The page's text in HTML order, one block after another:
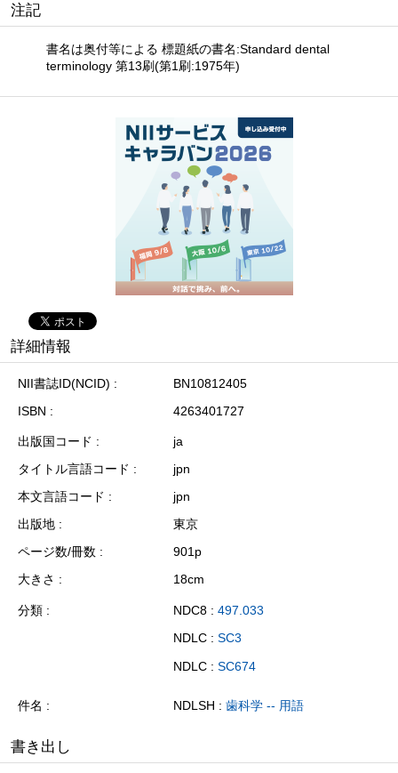
注記
書名は奥付等による 標題紙の書名:Standard dental
terminology 第13刷(第1刷:1975年)
詳細情報
NII書誌ID(NCID)
BN10812405
ISBN
4263401727
出版国コード
ja
タイトル言語コード
jpn
本文言語コード
jpn
出版地
東京
ページ数/冊数
901p
大きさ
18cm
分類 NDC8 : 497.033
NDLC : SC3
NDLC : SC674
件名 NDLSH : 歯科学 -- 用語
書き出し